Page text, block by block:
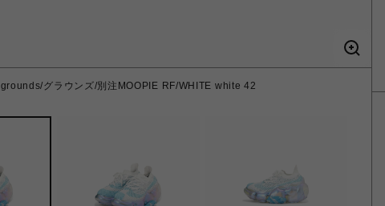
grounds/グラウンズ/別注MOOPIE RF/WHITE white 42